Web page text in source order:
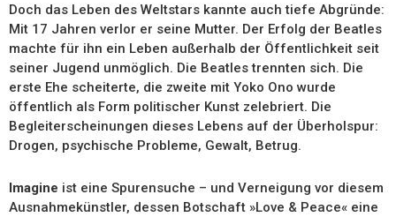
Doch das Leben des Weltstars kannte auch tiefe Abgründe:
Mit 17 Jahren verlor er seine Mutter. Der Erfolg der Beatles
machte für ihn ein Leben außerhalb der Öffentlichkeit seit
seiner Jugend unmöglich. Die Beatles trennten sich. Die
erste Ehe scheiterte, die zweite mit Yoko Ono wurde
öffentlich als Form politischer Kunst zelebriert. Die
Begleiterscheinungen dieses Lebens auf der Überholspur:
Drogen, psychische Probleme, Gewalt, Betrug.
Imagine ist eine Spurensuche – und Verneigung vor diesem
Ausnahmekünstler, dessen Botschaft »Love & Peace« eine